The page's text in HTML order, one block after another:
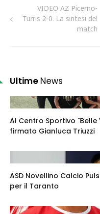
VIDEO AZ Picerno-
Turris 2-0. La sintesi del
match
Ultime News
Al Centro Sportivo
firmato Gianluca Triuzzi
ASD Novellino Calcio
per il Taranto